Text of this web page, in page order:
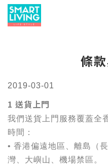
條
2019-03-01
1 送貨上門
我們送貨上門服務覆蓋全
時間：
• 香港偏遠地區、離島（
灣、大嶼山、機場禁區。